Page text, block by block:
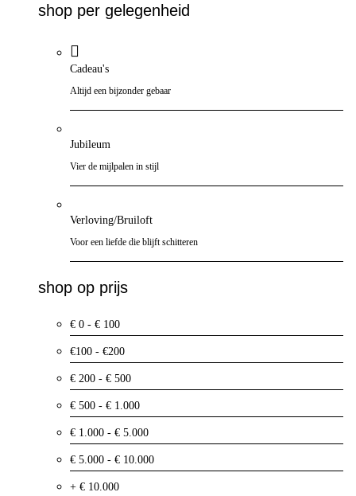
shop per gelegenheid
Cadeau's
Altijd een bijzonder gebaar
Jubileum
Vier de mijlpalen in stijl
Verloving/Bruiloft
Voor een liefde die blijft schitteren
shop op prijs
€ 0 - € 100
€100 - €200
€ 200 - € 500
€ 500 - € 1.000
€ 1.000 - € 5.000
€ 5.000 - € 10.000
+ € 10.000